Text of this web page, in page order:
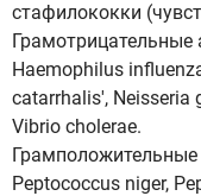
стафилококки
Грамотрицательные
Haemophilus
catarrhalis', Neisseria
Vibrio cholerae.
Peptococcus niger,